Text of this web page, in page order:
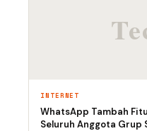
INTERNET
WhatsApp Tambah
Seluruh Anggota Grup